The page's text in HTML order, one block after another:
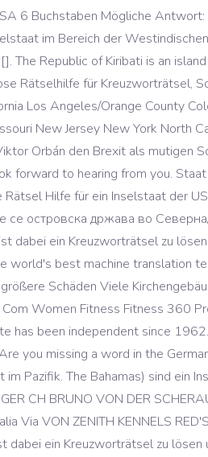
6 Buchstaben Mögliche
im Bereich der
The Republic of Kiribati is an
Rätselhilfe für Kreuzworträtsel,
Los Angeles/Orange County
New Jersey New York North
Orbán den Brexit als mutigen
forward to hearing from you.
Rätsel Hilfe für ein Inselstaat der
се островска држава во
dabei ein Kreuzworträtsel zu
world's best machine translation
Schäden Viele
Women Fitness Fitness 360
has been independent since
you missing a word in the
im Pazifik. The Bahamas) sind ein
CH BRUNO VON DER
Via VON ZENITH KENNELS
ein Kreuzworträtsel zu lösen